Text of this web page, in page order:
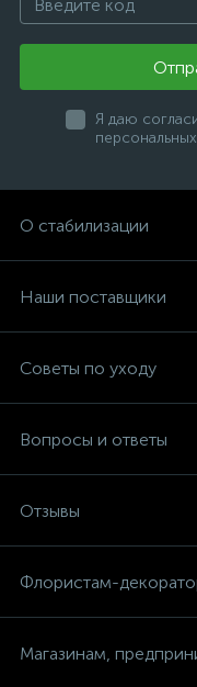
Я даю
О стабилизации
Наши поставщики
Советы по уходу
Вопросы и ответы
Отзывы
Флористам-
Магазинам,